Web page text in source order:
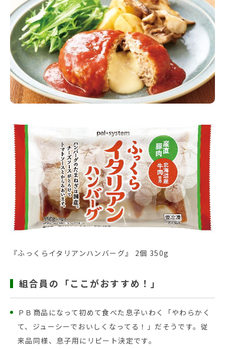
『ふっくらイタリアンハンバーグ』 2個 350g
組合員の「ここがおすすめ！」
ＰＢ商品になって初めて食べた息子いわく「やわらかく
て、ジューシーでおいしくなってる！」だそうです。従
来品同様、息子用にリピート決定です。